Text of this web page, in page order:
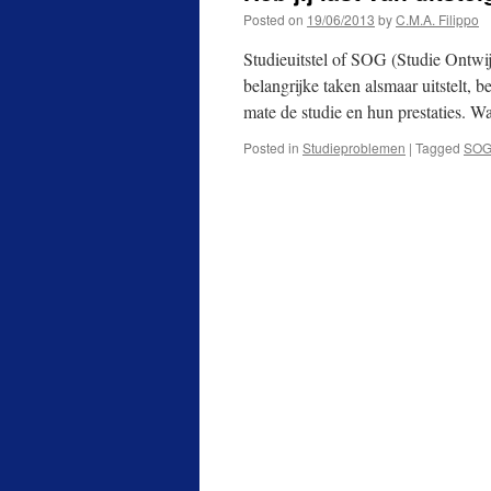
Posted on 19/06/2013 byC.M.A. Filippo
Studieuitstel of SOG (Studie
belangrijke taken alsmaar uitstelt,
mate de studie en hun prestaties.
Posted in Studieproblemen | Tagged SOG